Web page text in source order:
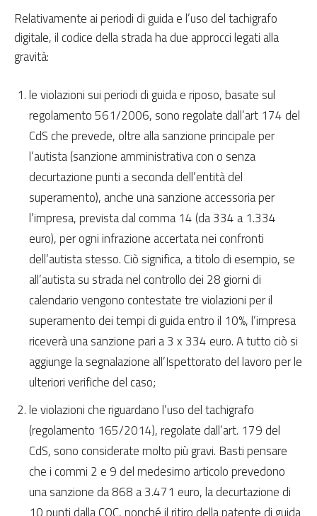
Relativamente ai periodi di guida e l’uso del tachigrafo
digitale, il codice della strada ha due approcci legati alla
gravità:
le violazioni sui periodi di guida e riposo, basate sul
regolamento 561/2006, sono regolate dall’art 174 del
CdS che prevede, oltre alla sanzione principale per
l’autista (sanzione amministrativa con o senza
decurtazione punti a seconda dell’entità del
superamento), anche una sanzione accessoria per
l’impresa, prevista dal comma 14 (da 334 a 1.334
euro), per ogni infrazione accertata nei confronti
dell’autista stesso. Ciò significa, a titolo di esempio, se
all’autista su strada nel controllo dei 28 giorni di
calendario vengono contestate tre violazioni per il
superamento dei tempi di guida entro il 10%, l’impresa
riceverà una sanzione pari a 3 x 334 euro. A tutto ciò si
aggiunge la segnalazione all’Ispettorato del lavoro per le
ulteriori verifiche del caso;
le violazioni che riguardano l’uso del tachigrafo
(regolamento 165/2014), regolate dall’art. 179 del
CdS, sono considerate molto più gravi. Basti pensare
che i commi 2 e 9 del medesimo articolo prevedono
una sanzione da 868 a 3.471 euro, la decurtazione di